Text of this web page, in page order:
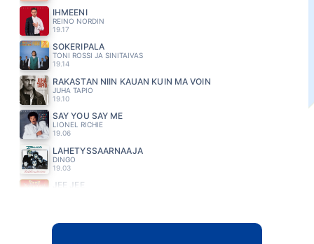
IHMEENI
REINO NORDIN
19.17
SOKERIPALA
TONI ROSSI JA SINITAIVAS
19.14
RAKASTAN NIIN KAUAN KUIN MÄ VOIN
JUHA TAPIO
19.10
SAY YOU SAY ME
LIONEL RICHIE
19.06
LÄHETYSSAARNAAJA
DINGO
19.03
JEE JEE
PATE MUSTAJÄRVI